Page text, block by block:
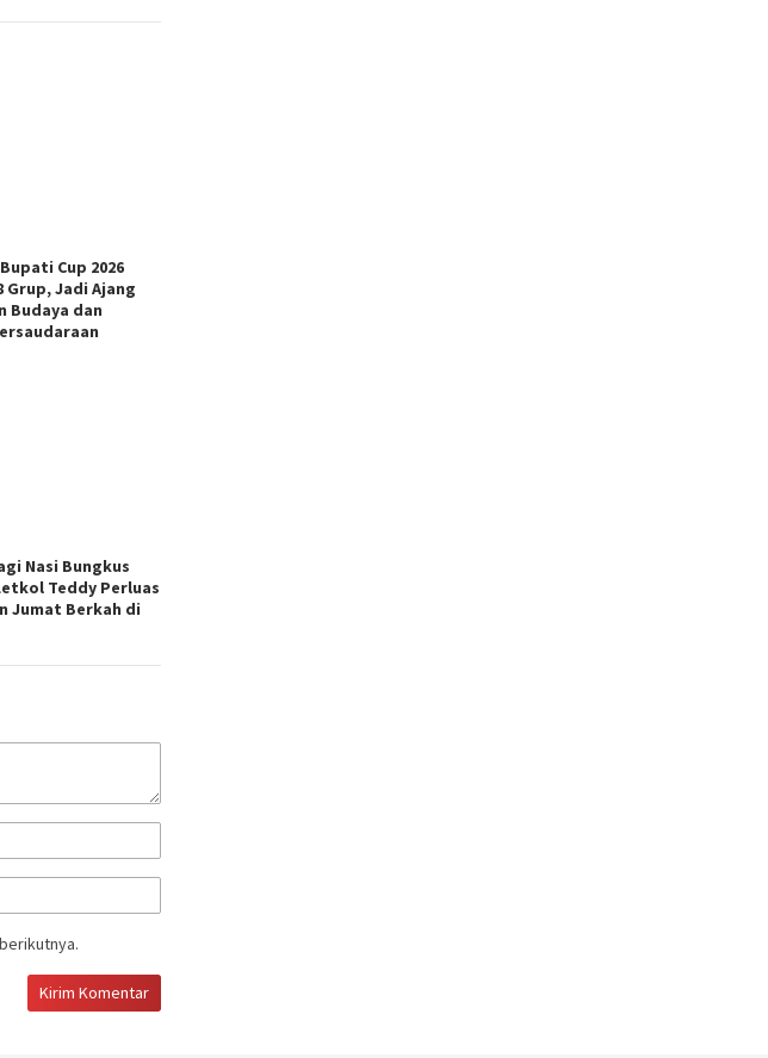
Cup 2026
Grup, Jadi Ajang
Budaya dan
Nasi Bungkus
Teddy Perluas
Jumat Berkah di